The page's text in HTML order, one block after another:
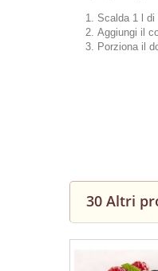
Scalda 1 l di
Aggiungi il
Porziona il
30 Altri